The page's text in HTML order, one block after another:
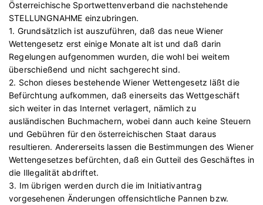
Österreichische Sportwettenverband die nachstehende
STELLUNGNAHME einzubringen.
1. Grundsätzlich ist auszuführen, daß das neue Wiener
Wettengesetz erst einige Monate alt ist und daß darin
Regelungen aufgenommen wurden, die wohl bei weitem
überschießend und nicht sachgerecht sind.
2. Schon dieses bestehende Wiener Wettengesetz läßt die
Befürchtung aufkommen, daß einerseits das Wettgeschäft
sich weiter in das Internet verlagert, nämlich zu
ausländischen Buchmachern, wobei dann auch keine Steuern
und Gebühren für den österreichischen Staat daraus
resultieren. Andererseits lassen die Bestimmungen des Wiener
Wettengesetzes befürchten, daß ein Gutteil des Geschäftes in
die Illegalität abdriftet.
3. Im übrigen werden durch die im Initiativantrag
vorgesehenen Änderungen offensichtliche Pannen bzw.